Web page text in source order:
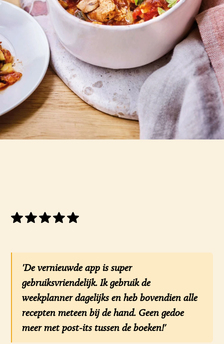
'De vernieuwde app is super
gebruiksvriendelijk. Ik gebruik de
weekplanner dagelijks en heb bovendien alle
recepten meteen bij de hand. Geen gedoe
meer met post-its tussen de boeken!'